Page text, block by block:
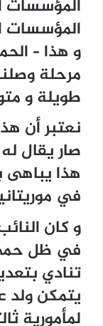
المؤسسات
المؤسسات
و هذا –
مرحلة
طويلة و
نعتبر أن
صار يقال
هذا يباهى
في
و كان
في ظل حمى
تنادي
يتمكن ولد
لمأمورية